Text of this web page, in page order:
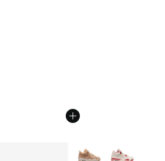
- [5 sur 5 étoiles], 1 commentaires
Le prix est passé de $270.00 à
Plus de couleurs